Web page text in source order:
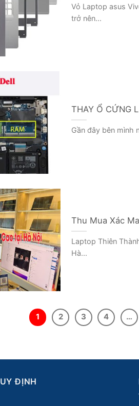
Vỏ Laptop asus
trở nên...
THAY Ổ CỨNG
Gần đây bên mình
Thu Mua Xác
Laptop Thiên
Hà...
1 2 3 4 …
ĐỊNH